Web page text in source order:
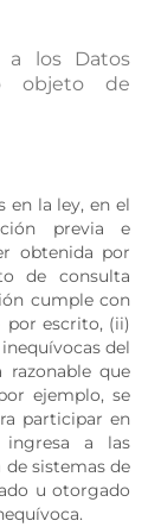
a los Datos
objeto de
en la ley, en el
previa e
obtenida por
de consulta
cumple con
por escrito, (ii)
del
que
ejemplo, se
participar en
ingresa a las
de sistemas de
u otorgado